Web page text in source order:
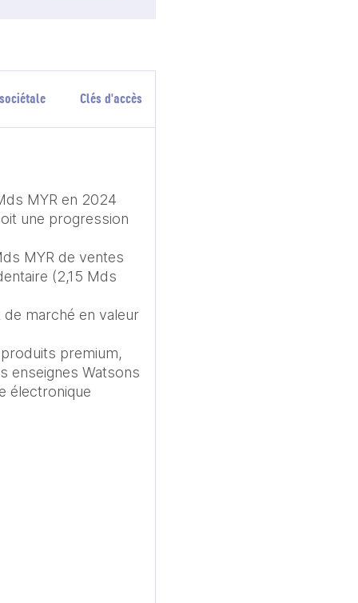
Clés d'accès
MYR en 2024
une progression
MYR de ventes
(2,15 Mds
de marché en valeur
premium,
enseignes Watsons
électronique